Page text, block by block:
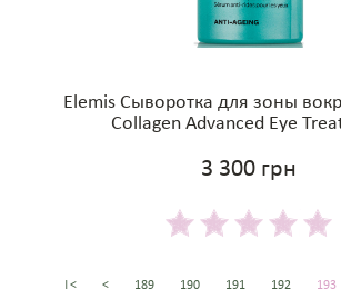
Elemis Сыворотка для зоны
Collagen Advanced Eye
3 300 грн
|< < 189 190 191 192 193